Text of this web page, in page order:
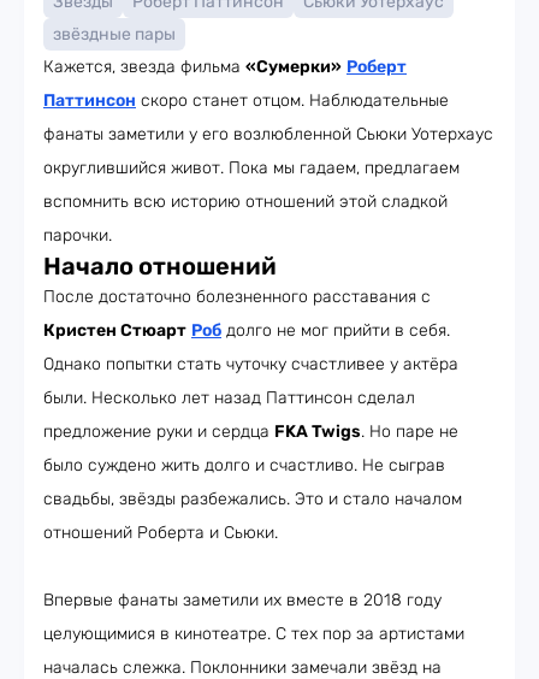
звёздные пары
Кажется, звезда фильма «Сумерки» Роберт
Паттинсон скоро станет отцом. Наблюдательные
фанаты заметили у его возлюбленной Сьюки Уотерхаус
округлившийся живот. Пока мы гадаем, предлагаем
вспомнить всю историю отношений этой сладкой
парочки.
Начало отношений
После достаточно болезненного расставания с
Кристен Стюарт Роб долго не мог прийти в себя.
Однако попытки стать чуточку счастливее у актёра
были. Несколько лет назад Паттинсон сделал
предложение руки и сердца FKA Twigs. Но паре не
было суждено жить долго и счастливо. Не сыграв
свадьбы, звёзды разбежались. Это и стало началом
отношений Роберта и Сьюки.
Впервые фанаты заметили их вместе в 2018 году
целующимися в кинотеатре. С тех пор за артистами
началась слежка. Поклонники замечали звёзд на